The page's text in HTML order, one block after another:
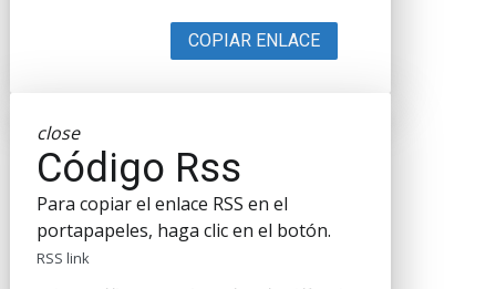
COPIAR ENLACE
close
Código Rss
Para copiar el enlace RSS en el
portapapeles, haga clic en el botón.
RSS link